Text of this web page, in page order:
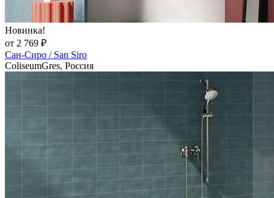
Новинка!
от 2 769 ₽
Сан-Сиро / San Siro
ColiseumGres, Россия